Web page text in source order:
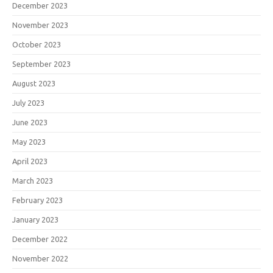
December 2023
November 2023
October 2023
September 2023
August 2023
July 2023
June 2023
May 2023
April 2023
March 2023
February 2023
January 2023
December 2022
November 2022